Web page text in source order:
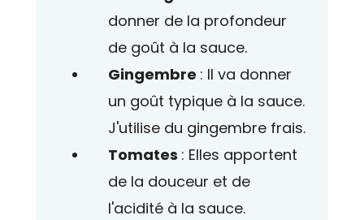
donner de la profondeur
de goût à la sauce.
Gingembre : Il va donner
un goût typique à la sauce.
J'utilise du gingembre frais.
Tomates : Elles apportent
de la douceur et de
l'acidité à la sauce.